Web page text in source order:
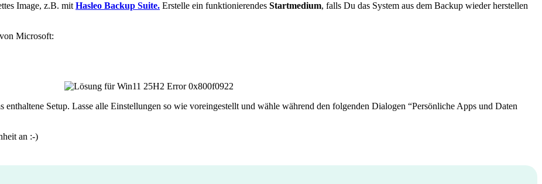
Image, z.B. mit Hasleo Backup Suite. Erstelle ein funktionierendes Startmedium, falls Du das System aus dem Backup wieder herstellen
Microsoft:
Setup. Lasse alle Einstellungen so wie voreingestellt und wähle während den folgenden Dialogen “Persönliche Apps und Daten
an :-)